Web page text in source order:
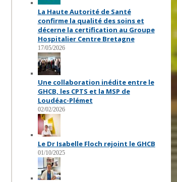
La Haute Autorité de Santé
confirme la qualité des soins et
décerne la certification au Groupe
Hospitalier Centre Bretagne
17/05/2026
Une collaboration inédite entre le
GHCB, les CPTS et la MSP de
Loudéac-Plémet
02/02/2026
Le Dr Isabelle Floch rejoint le GHCB
01/10/2025